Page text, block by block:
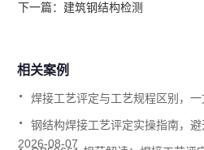
下一篇： 建筑钢结构检测
相关案例
焊接工艺评定与工艺规程区别，
.
2026-08-07
钢结构焊接工艺评定实操指南，
.
.